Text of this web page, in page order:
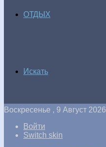
ОТДЫХ
Искать
Воскресенье , 9 Август 2026
Войти
Switch skin